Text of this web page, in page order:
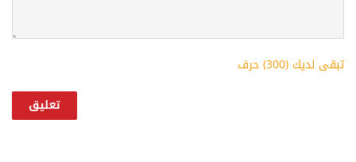
تبقى لديك (300) حرف